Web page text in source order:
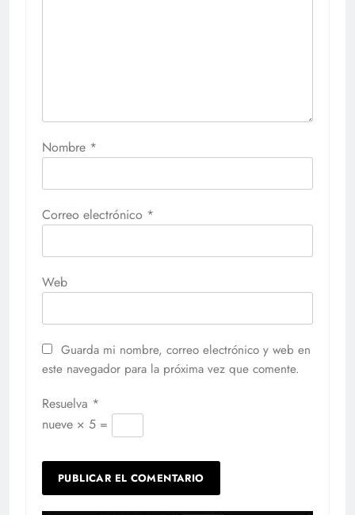
Nombre *
Correo electrónico *
Web
Guarda mi nombre, correo electrónico y web en
este navegador para la próxima vez que comente.
Resuelva *
nueve × 5 =